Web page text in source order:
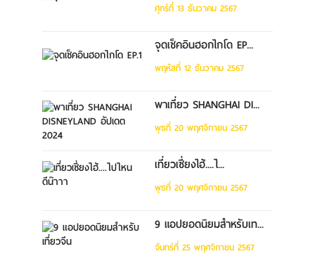
ศุกร์ที่ 13 ธันวาคม 2567
จุดเช็คอินฮอกไกโด EP...
พฤหัสที่ 12 ธันวาคม 2567
พาเที่ยว SHANGHAI DI...
พุธที่ 20 พฤศจิกายน 2567
เที่ยวเซี่ยงไฮ้....ไ...
พุธที่ 20 พฤศจิกายน 2567
9 แอปยอดนิยมสำหรับเท...
จันทร์ที่ 25 พฤศจิกายน 2567